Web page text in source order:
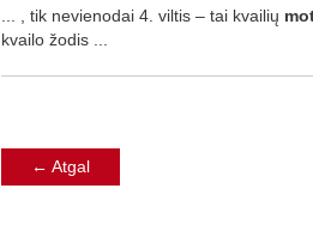
... , tik nevienodai 4. viltis – tai kvailių
kvailo žodis ...
← Atgal